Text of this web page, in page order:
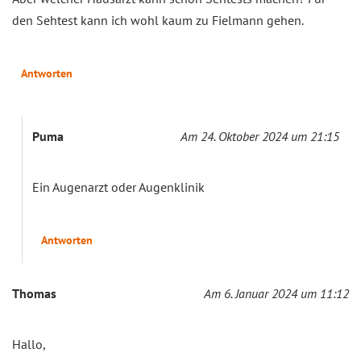
den Sehtest kann ich wohl kaum zu Fielmann gehen.
Antworten
Puma Am 24. Oktober 2024 um 21:15
Ein Augenarzt oder Augenklinik
Antworten
Thomas Am 6. Januar 2024 um 11:12
Hallo,